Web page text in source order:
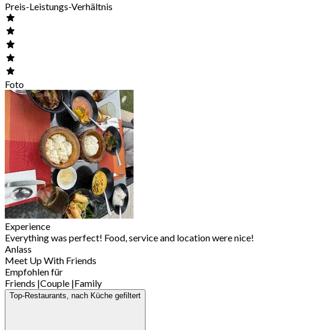
Preis-Leistungs-Verhältnis
Foto
Experience
Everything was perfect! Food, service and location were nice!
Anlass
Meet Up With Friends
Empfohlen für
Friends |Couple |Family
Top-Restaurants, nach Küche gefiltert